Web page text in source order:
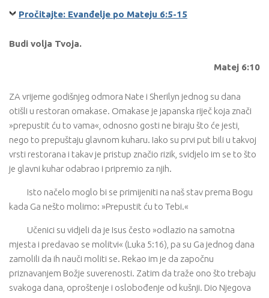
Pročitajte: Evanđelje po Mateju 6:5-15
Budi volja Tvoja.
Matej 6:10
ZA vrijeme godišnjeg odmora Nate i Sherilyn jednog su dana
otišli u restoran omakase. Omakase je japanska riječ koja znači
»prepustit ću to vama«, odnosno gosti ne biraju što će jesti,
nego to prepuštaju glavnom kuharu. Iako su prvi put bili u takvoj
vrsti restorana i takav je pristup značio rizik, svidjelo im se to što
je glavni kuhar odabrao i pripremio za njih.
Isto načelo moglo bi se primijeniti na naš stav prema Bogu
kada Ga nešto molimo: »Prepustit ću to Tebi.«
Učenici su vidjeli da je Isus često »odlazio na samotna
mjesta i predavao se molitvi« (Luka 5:16), pa su Ga jednog dana
zamolili da ih nauči moliti se. Rekao im je da započnu
priznavanjem Božje suverenosti. Zatim da traže ono što trebaju
svakoga dana, oproštenje i oslobođenje od kušnji. Dio Njegova